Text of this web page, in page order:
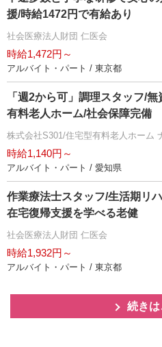
援/時給1472円で有給あり
社会医療法人財団 仁医会
時給1,472円～
アルバイト・パート / 東京都
「週2から可」調理スタッフ/
有料老人ホーム/社会保障完備
株式会社S301/住宅型有料老人ホーム
時給1,140円～
アルバイト・パート / 愛知県
作業療法士スタッフ/生活期リ
在宅復帰支援を学べる老健
社会医療法人財団 仁医会
時給1,932円～
アルバイト・パート / 東京都
続きは